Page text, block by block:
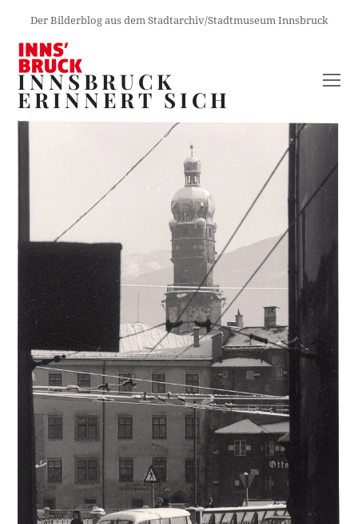
Der Bilderblog aus dem Stadtarchiv/Stadtmuseum Innsbruck
INNSBRUCK
ERINNERT SICH